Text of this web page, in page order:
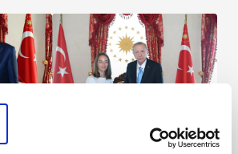
Başkan Erdoğan,